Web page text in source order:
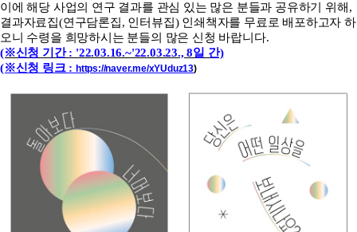
이에 해당 사업의 연구 결과를 관심 있는 많은 분들과 공유하기 위해,
결과자료집(연구담론집, 인터뷰집) 인쇄책자를 무료로 배포하고자 하
오니 수령을 희망하시는 분들의 많은 신청 바랍니다.
(※신청 기간 : '22.03.16.~'22.03.23., 8일 간)
(※신청 링크 : https://naver.me/xYUduz13)